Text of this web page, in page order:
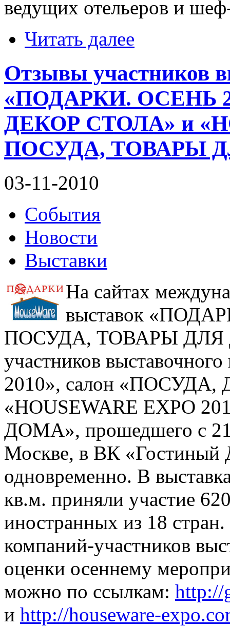
ведущих отельеров и
Читать далее
Отзывы участников
«ПОДАРКИ. ОСЕНЬ
ДЕКОР СТОЛА» и
ПОСУДА, ТОВАРЫ
03-11-2010
События
Новости
Выставки
На сайтах
выставок
ПОСУДА, ТОВАРЫ ДЛЯ
участников
2010», салон
«HOUSEWARE EXPO
ДОМА», прошедшего с 21
Москве, в ВК
одновременно. В
кв.м. приняли участие
иностранных из 18
компаний-участников
оценки осеннему
можно по ссылкам: http://
и http://houseware-